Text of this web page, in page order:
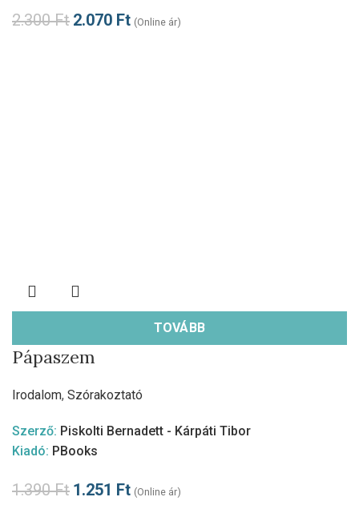
2.300Ft 2.070 Ft (Online ár)
TOVÁBB
Pápaszem
Irodalom, Szórakoztató
Szerző: Piskolti Bernadett - Kárpáti Tibor
Kiadó: PBooks
1.390Ft 1.251 Ft (Online ár)